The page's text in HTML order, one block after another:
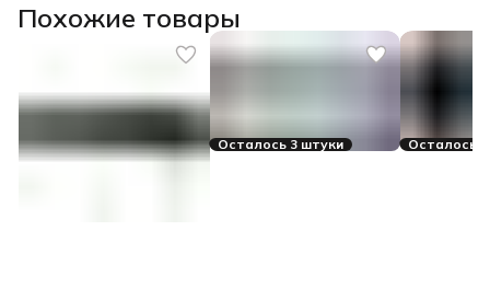
Похожие товары
Осталось 3 штуки Осталось